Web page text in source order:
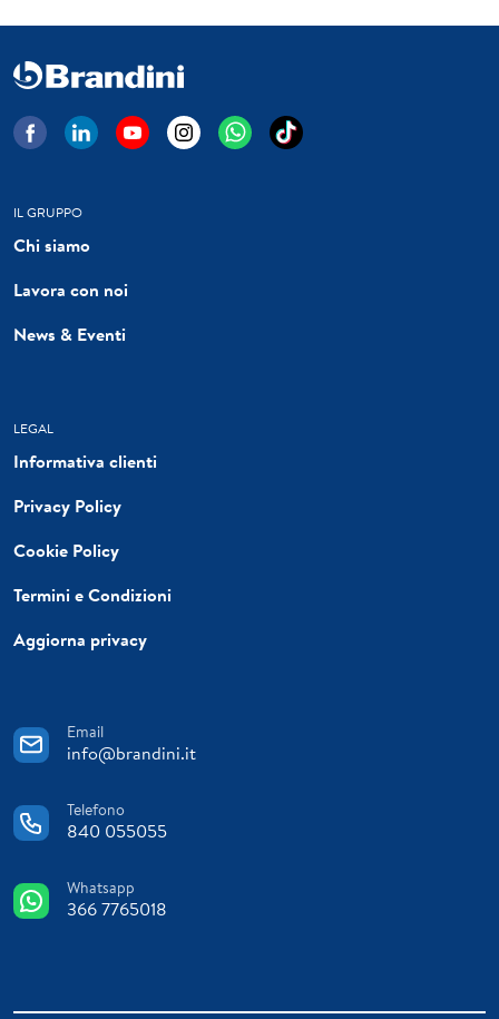
IL GRUPPO
Chi siamo
Lavora con noi
News & Eventi
LEGAL
Informativa clienti
Privacy Policy
Cookie Policy
Termini e Condizioni
Aggiorna privacy
Email
info@brandini.it
Telefono
840 055055
Whatsapp
366 7765018